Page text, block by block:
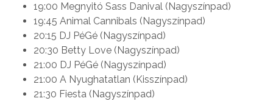
19:00 Megnyitó Sass Danival (Nagyszínpad)
19:45 Animal Cannibals (Nagyszínpad)
20:15 DJ PéGé (Nagyszínpad)
20:30 Betty Love (Nagyszínpad)
21:00 DJ PéGé (Nagyszínpad)
21:00 A Nyughatatlan (Kisszínpad)
21:30 Fiesta (Nagyszínpad)